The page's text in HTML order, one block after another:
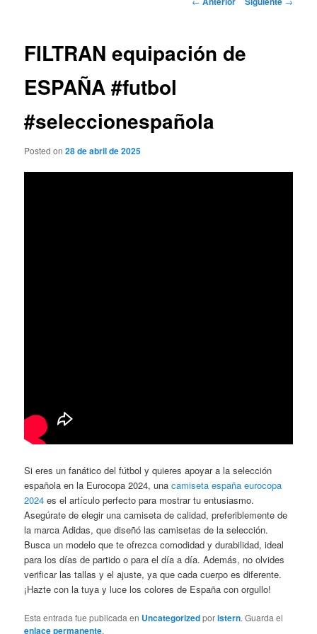
FILTRAN equipación de
ESPAÑA #futbol
#seleccionespañola
Posted on28 de abril de 2025
Si eres un fanático del fútbol y quieres apoyar a la selección
española en la Eurocopa 2024, unacamiseta españa eurocopa
2024 es el artículo perfecto para mostrar tu entusiasmo.
Asegúrate de elegir una camiseta de calidad, preferiblemente de
la marca Adidas, que diseñó las camisetas de la selección.
Busca un modelo que te ofrezca comodidad y durabilidad, ideal
para los días de partido o para el día a día. Además, no olvides
verificar las tallas y el ajuste, ya que cada cuerpo es diferente.
¡Hazte con la tuya y luce los colores de España con orgullo!
Esta entrada fue publicada en Uncategorizedporistern. Guarda el
enlace permanente.